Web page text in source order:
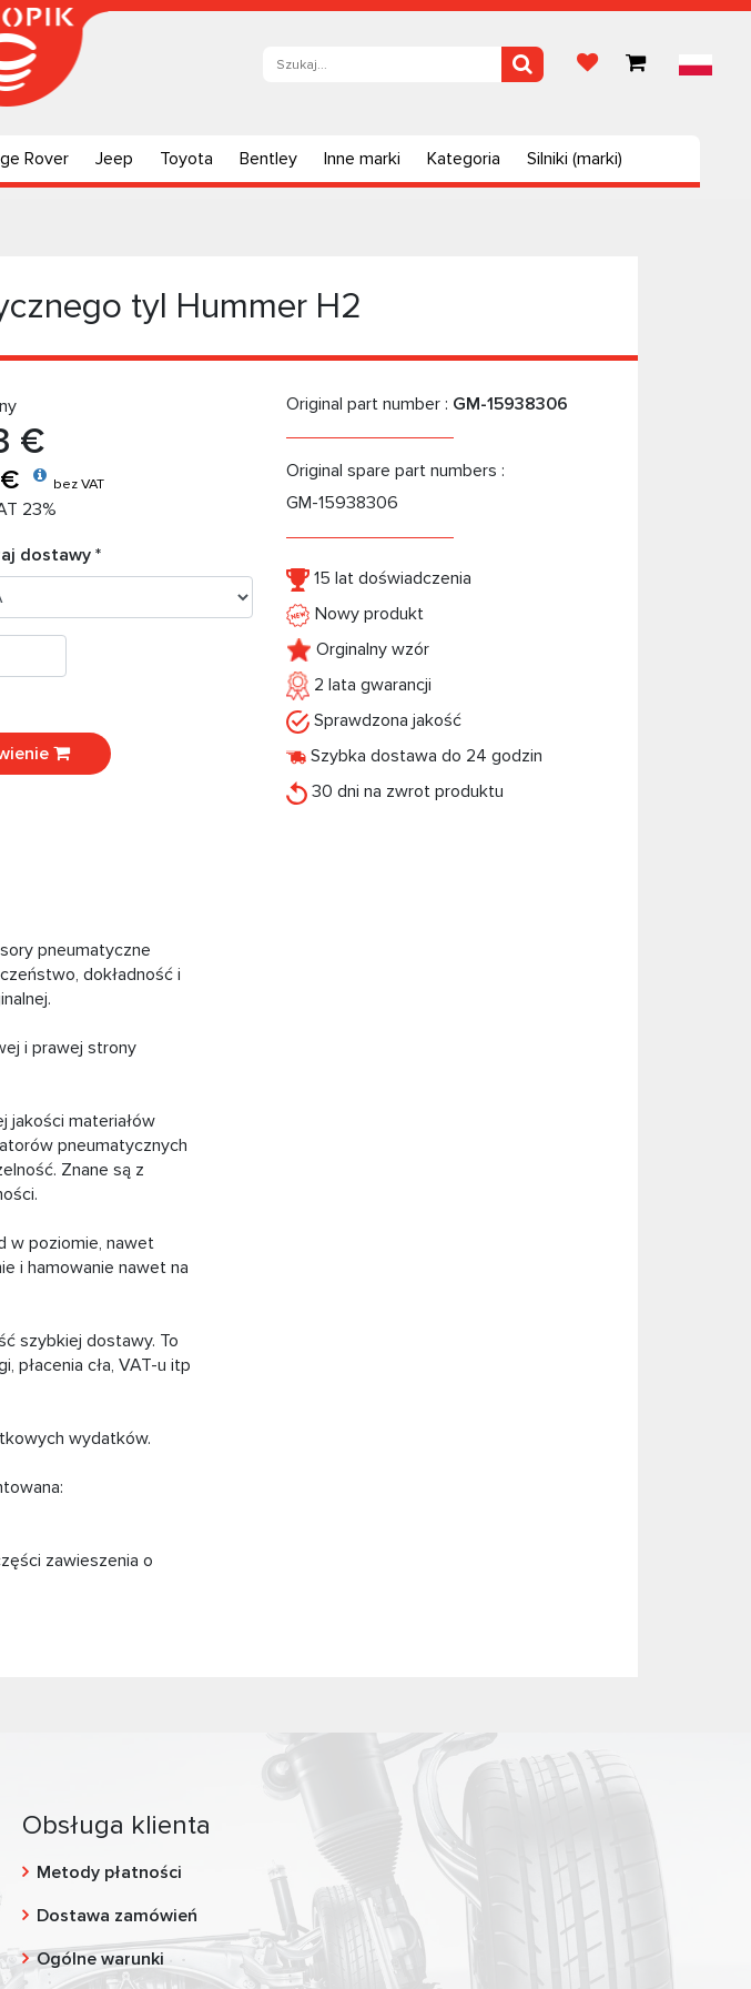
Rover Jeep Toyota Bentley Inne marki Kategoria Silniki (marki)
tyl Hummer H2
€
bez VAT
23%
dostawy *
Original part number : GM-15938306
Original spare part numbers :
GM-15938306
15 lat doświadczenia
Nowy produkt
Orginalny wzór
2 lata gwarancji
Sprawdzona jakość
Szybka dostawa do 24 godzin
30 dni na zwrot produktu
pneumatyczne
dokładność i
i prawej strony
jakości materiałów
pneumatycznych
Znane są z
w poziomie, nawet
i hamowanie nawet na
szybkiej dostawy. To
płacenia cła, VAT-u itp
wydatków.
zawieszenia o
Obsługa klienta
Metody płatności
Dostawa zamówień
Ogólne warunki